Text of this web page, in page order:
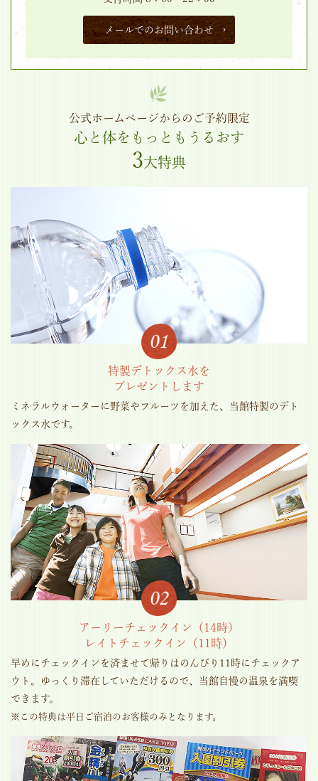
メールでのお問い合わせ
公式ホームページからのご予約限定
心と体をもっともうるおす
3大特典
特製デトックス水を
プレゼントします
ミネラルウォーターに野菜やフルーツを加えた、当館特製のデト
ックス水です。
アーリーチェックイン（14時）
レイトチェックイン（11時）
早めにチェックインを済ませて帰りはのんびり11時にチェックア
ウト。ゆっくり滞在していただけるので、当館自慢の温泉を満喫
できます。
※この特典は平日ご宿泊のお客様のみとなります。